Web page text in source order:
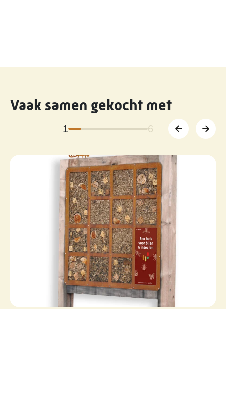
Vaak samen gekocht met
1 6